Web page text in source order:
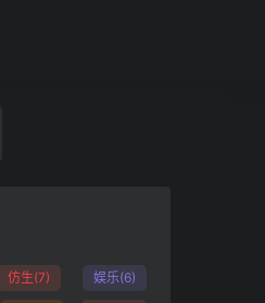
仿生(7) 娱乐(6)